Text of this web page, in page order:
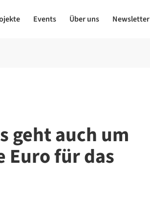
Events Über uns Newsletter
geht auch um
für das